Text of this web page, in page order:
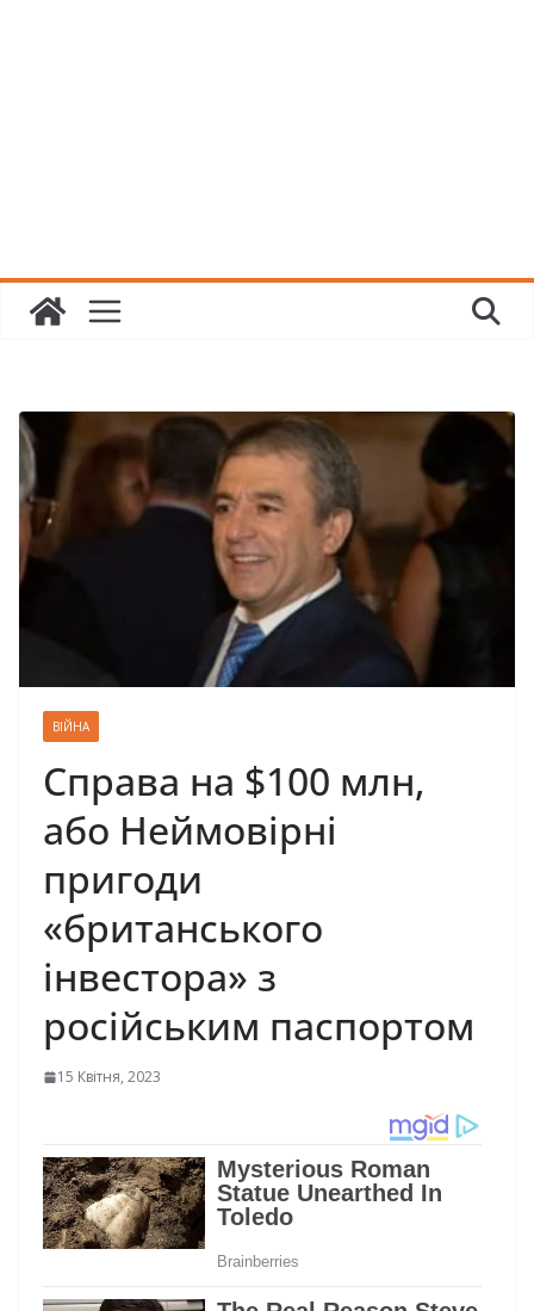
ВІЙНА
Справа на $100 млн,
або Неймовірні
пригоди
«британського
інвестора» з
російським паспортом
15 Квітня, 2023